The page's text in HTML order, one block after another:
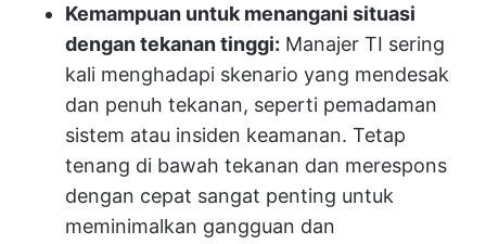
Kemampuan untuk menangani situasi
dengan tekanan tinggi: Manajer TI sering
kali menghadapi skenario yang mendesak
dan penuh tekanan, seperti pemadaman
sistem atau insiden keamanan. Tetap
tenang di bawah tekanan dan merespons
dengan cepat sangat penting untuk
meminimalkan gangguan dan